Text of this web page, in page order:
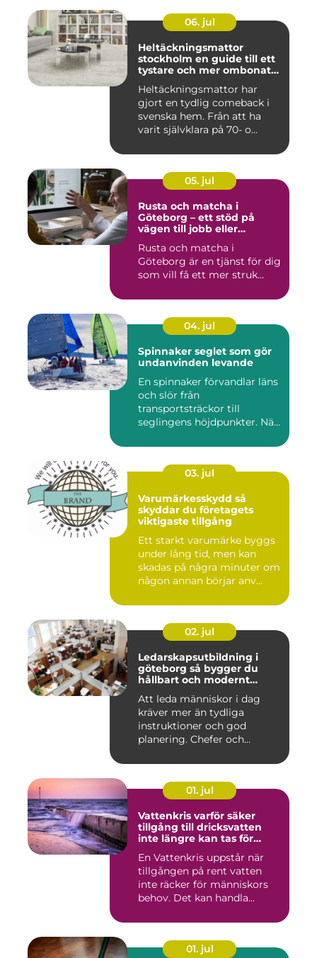
06. jul
Heltäckningsmattor
stockholm en guide till ett
tystare och mer ombonat
Heltäckningsmattor har
gjort en tydlig comeback i
svenska hem. Från att ha
varit självklara på 70- o...
05. jul
Rusta och matcha i
Göteborg – ett stöd på
vägen till jobb eller
Rusta och matcha i
Göteborg är en tjänst för dig
som vill få ett mer struk...
04. jul
Spinnaker seglet som gör
undanvinden levande
En spinnaker förvandlar läns
och slör från
transportsträckor till
seglingens höjdpunkter. När
03. jul
Varumärkesskydd så
skyddar du företagets
viktigaste tillgång
Ett starkt varumärke byggs
under lång tid, men kan
skadas på några minuter om
någon annan börjar anv...
02. jul
Ledarskapsutbildning i
göteborg så bygger du
hållbart och modernt
Att leda människor i dag
kräver mer än tydliga
instruktioner och god
planering. Chefer och
01. jul
Vattenkris varför säker
tillgång till dricksvatten
inte längre kan tas för
En Vattenkris uppstår när
tillgången på rent vatten
inte räcker för människors
behov. Det kan handla...
01. jul